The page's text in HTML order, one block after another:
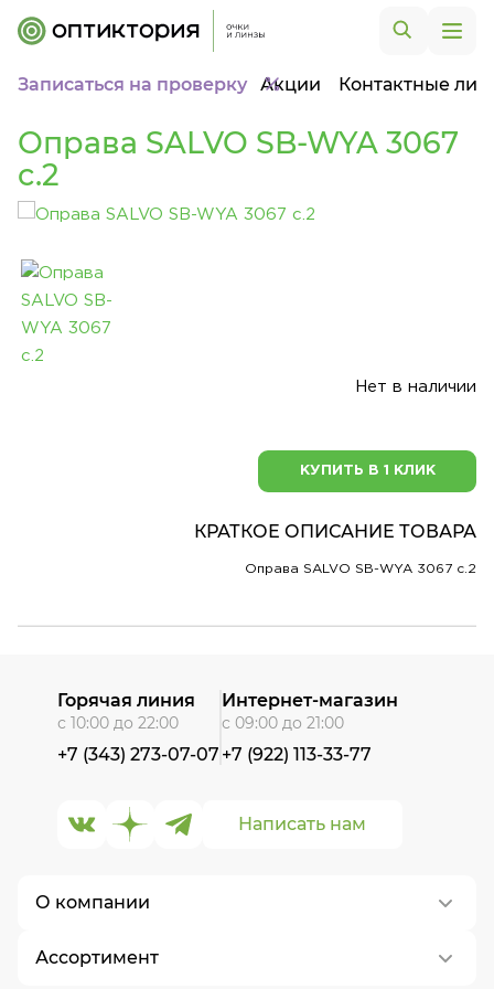
Записаться на проверку Акции Контактные
Оправа SALVO SB-WYA 3067
c.2
Нет в наличии
КУПИТЬ В 1 КЛИК
КРАТКОЕ ОПИСАНИЕ ТОВАРА
Оправа SALVO SB-WYA 3067 c.2
О компании
О нас
Ассортимент
Написать нам
Горячая линия
с 10:00 до 22:00
+7 (343) 273-07-07
Интернет-магазин
с 09:00 до 21:00
+7 (922) 113-33-77